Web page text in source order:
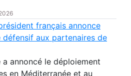
français annonce
défensif aux partenaires de
annoncé le déploiement
en Méditerranée et au